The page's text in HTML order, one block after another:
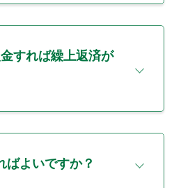
すれば繰上返済が
ばよいですか？